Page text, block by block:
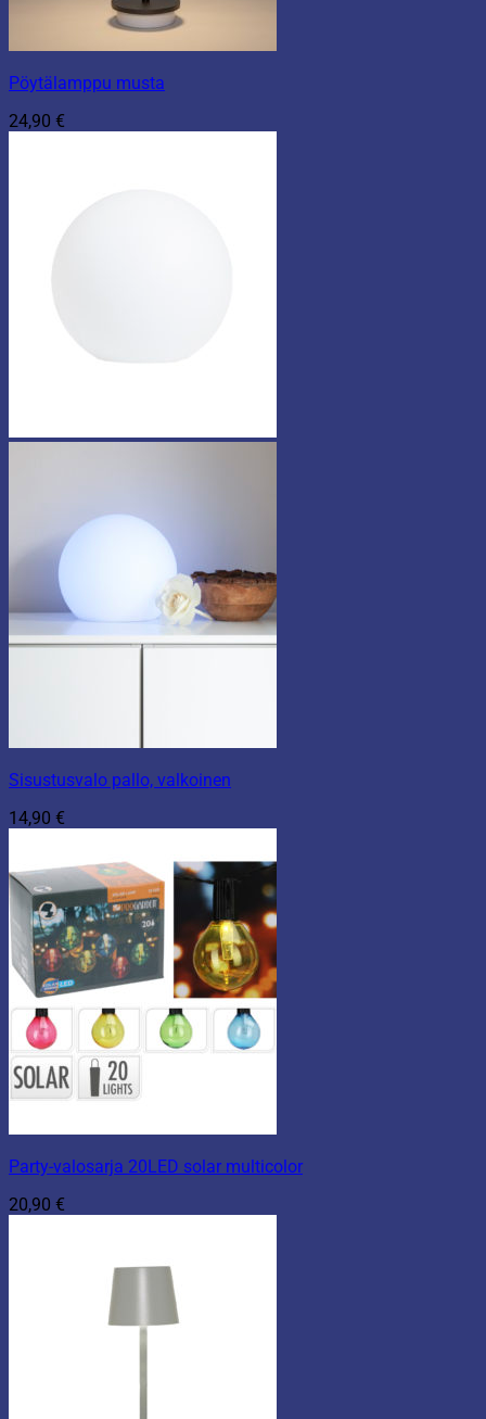
Pöytälamppu musta
24,90 €
Sisustusvalo pallo, valkoinen
14,90 €
Party-valosarja 20LED solar multicolor
20,90 €